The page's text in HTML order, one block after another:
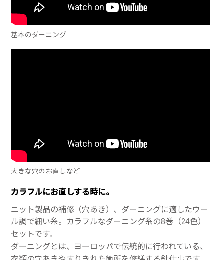
基本のダーニング
大きな穴のお直しなど
カラフルにお直しする時に。
ニット製品の補修（穴あき）、ダーニングに適したウー
ル調で細い糸。カラフルなダーニング糸の8巻（24色）
セットです。
ダーニングとは、ヨーロッパで伝統的に行われている、